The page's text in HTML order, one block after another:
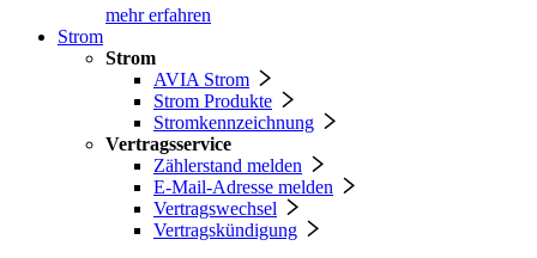
mehr erfahren
Strom
Strom
AVIA Strom
Strom Produkte
Stromkennzeichnung
Vertragsservice
Zählerstand melden
E-Mail-Adresse melden
Vertragswechsel
Vertragskündigung